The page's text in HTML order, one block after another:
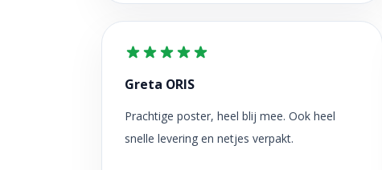
Greta ORIS
Prachtige poster, heel blij mee. Ook heel
snelle levering en netjes verpakt.